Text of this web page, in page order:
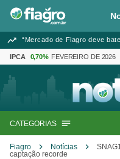
“Mercado de Fiagro deve
IPCA 0,70% FEVEREIRO DE 2026
CATEGORIAS
Fiagro Notícias
captação recorde